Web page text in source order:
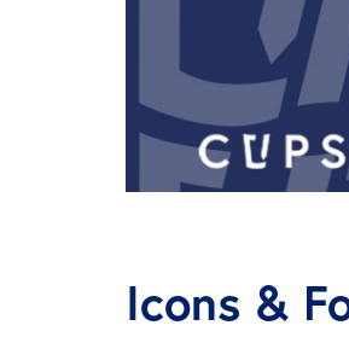
Icons &